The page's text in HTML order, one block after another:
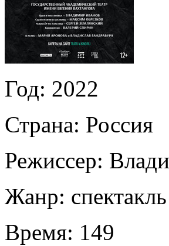
Год: 2022
Страна: Россия
Режиссер:
Жанр: спектакль
Время: 149